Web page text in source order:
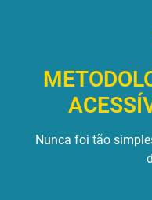
Nunca foi tão